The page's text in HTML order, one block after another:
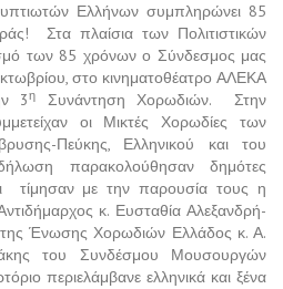
Ελλήνων συμπληρώνει 85
Στα πλαίσια των Πολιτιστικών
των 85 χρόνων ο Σύνδεσμος μας
στο κινηματοθέατρο ΑΛΕΚΑ
3η
Συνάντηση Χορωδιών. Στην
οι Μικτές Χορωδίες των
Πεύκης, Ελληνικού και του
παρακολούθησαν δημότες
τίμησαν με την παρουσία τους η
κ. Ευσταθία Αλεξανδρή-
Ένωσης Χορωδιών Ελλάδος κ. Α.
του Συνδέσμου Μουσουργών
περιελάμβανε ελληνικά και ξένα